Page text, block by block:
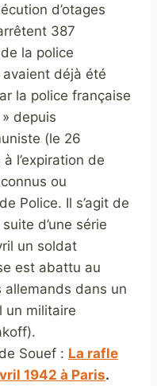
d’otages
387
la police
déjà été
la police française
depuis
(le 26
l’expiration de
ou
Police. Il s’agit de
d’une série
un soldat
est abattu au
dans un
un militaire
Souef : La rafle
1942 à Paris.